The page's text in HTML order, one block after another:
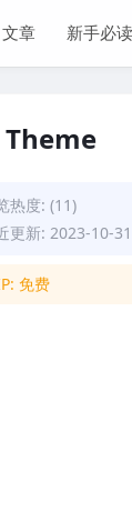
文章 新手必读
热度: (11)
更新: 2023-10-31
免费